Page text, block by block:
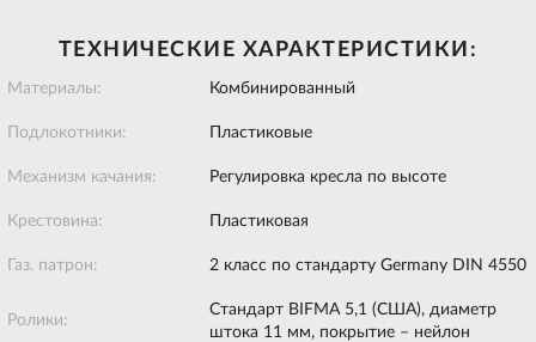
ТЕХНИЧЕСКИЕ ХАРАКТЕРИСТИКИ:
Материалы: Комбинированный
Подлокотники: Пластиковые
Механизм качания: Регулировка кресла по высоте
Крестовина: Пластиковая
Газ. патрон: 2 класс по стандарту Germany DIN 4550
Ролики:
Стандарт BIFMA 5,1 (США), диаметр
штока 11 мм, покрытие – нейлон